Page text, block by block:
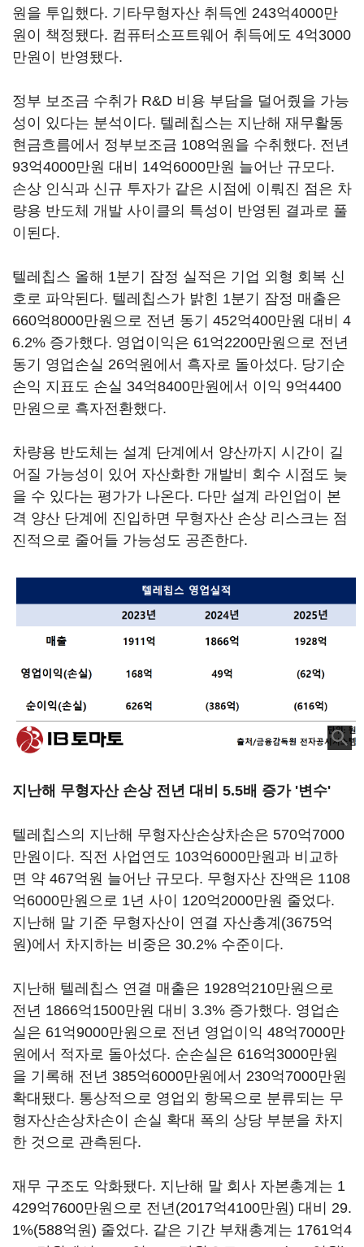
원을 투입했다. 기타무형자산 취득엔 243억4000만
원이 책정됐다. 컴퓨터소프트웨어 취득에도 4억3000
만원이 반영됐다.
정부 보조금 수취가 R&D 비용 부담을 덜어줬을 가능
성이 있다는 분석이다. 텔레칩스는 지난해 재무활동
현금흐름에서 정부보조금 108억원을 수취했다. 전년
93억4000만원 대비 14억6000만원 늘어난 규모다.
손상 인식과 신규 투자가 같은 시점에 이뤄진 점은 차
량용 반도체 개발 사이클의 특성이 반영된 결과로 풀
이된다.
텔레칩스 올해 1분기 잠정 실적은 기업 외형 회복 신
호로 파악된다. 텔레칩스가 밝힌 1분기 잠정 매출은
660억8000만원으로 전년 동기 452억400만원 대비 4
6.2% 증가했다. 영업이익은 61억2200만원으로 전년
동기 영업손실 26억원에서 흑자로 돌아섰다. 당기순
손익 지표도 손실 34억8400만원에서 이익 9억4400
만원으로 흑자전환했다.
차량용 반도체는 설계 단계에서 양산까지 시간이 길
어질 가능성이 있어 자산화한 개발비 회수 시점도 늦
을 수 있다는 평가가 나온다. 다만 설계 라인업이 본
격 양산 단계에 진입하면 무형자산 손상 리스크는 점
진적으로 줄어들 가능성도 공존한다.
지난해 무형자산 손상 전년 대비 5.5배 증가 '변수'
텔레칩스의 지난해 무형자산손상차손은 570억7000
만원이다. 직전 사업연도 103억6000만원과 비교하
면 약 467억원 늘어난 규모다. 무형자산 잔액은 1108
억6000만원으로 1년 사이 120억2000만원 줄었다.
지난해 말 기준 무형자산이 연결 자산총계(3675억
원)에서 차지하는 비중은 30.2% 수준이다.
지난해 텔레칩스 연결 매출은 1928억210만원으로
전년 1866억1500만원 대비 3.3% 증가했다. 영업손
실은 61억9000만원으로 전년 영업이익 48억7000만
원에서 적자로 돌아섰다. 순손실은 616억3000만원
을 기록해 전년 385억6000만원에서 230억7000만원
확대됐다. 통상적으로 영업외 항목으로 분류되는 무
형자산손상차손이 손실 확대 폭의 상당 부분을 차지
한 것으로 관측된다.
재무 구조도 악화됐다. 지난해 말 회사 자본총계는 1
429억7600만원으로 전년(2017억4100만원) 대비 29.
1%(588억원) 줄었다. 같은 기간 부채총계는 1761억4